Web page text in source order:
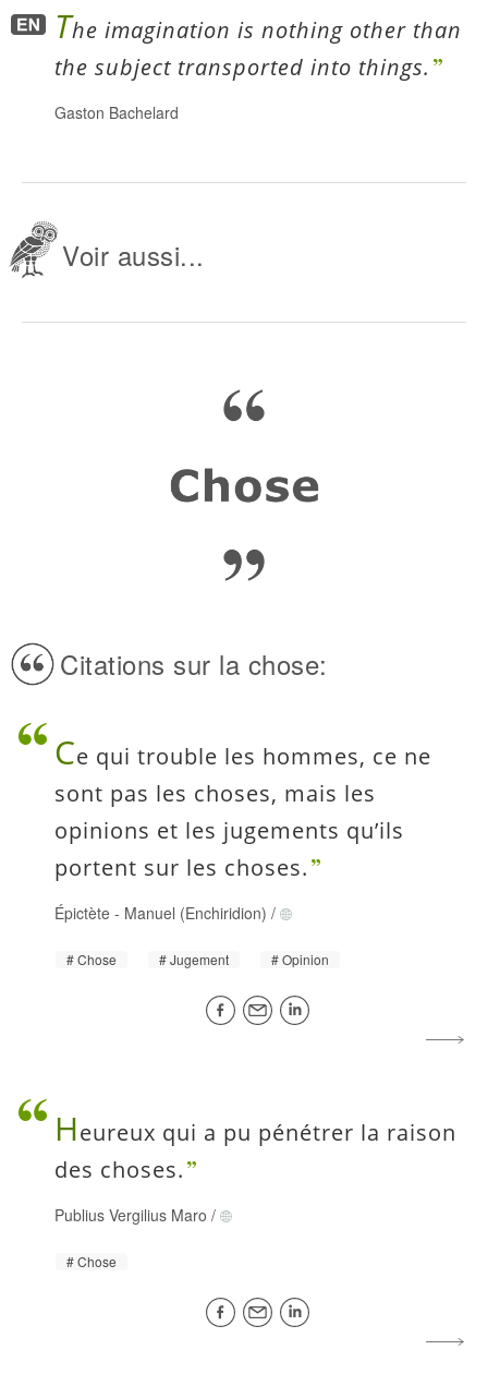
The imagination is nothing other than
the subject transported into things.
Gaston Bachelard
Voir aussi...
Citations sur la chose:
Ce qui trouble les hommes, ce ne
sont pas les choses, mais les
opinions et les jugements qu’ils
portent sur les choses.
Épictète - Manuel (Enchiridion) /
Chose Jugement Opinion
Heureux qui a pu pénétrer la raison
des choses.
Publius Vergilius Maro /
Chose